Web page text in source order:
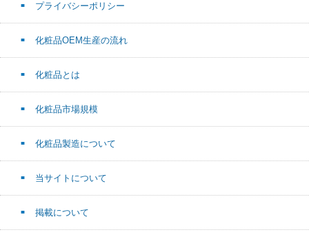
プライバシーポリシー
化粧品OEM生産の流れ
化粧品とは
化粧品市場規模
化粧品製造について
当サイトについて
掲載について